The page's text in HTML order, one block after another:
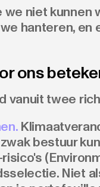
niet kunnen
hanteren, en
ons
vanuit twee
bestuur
Niet